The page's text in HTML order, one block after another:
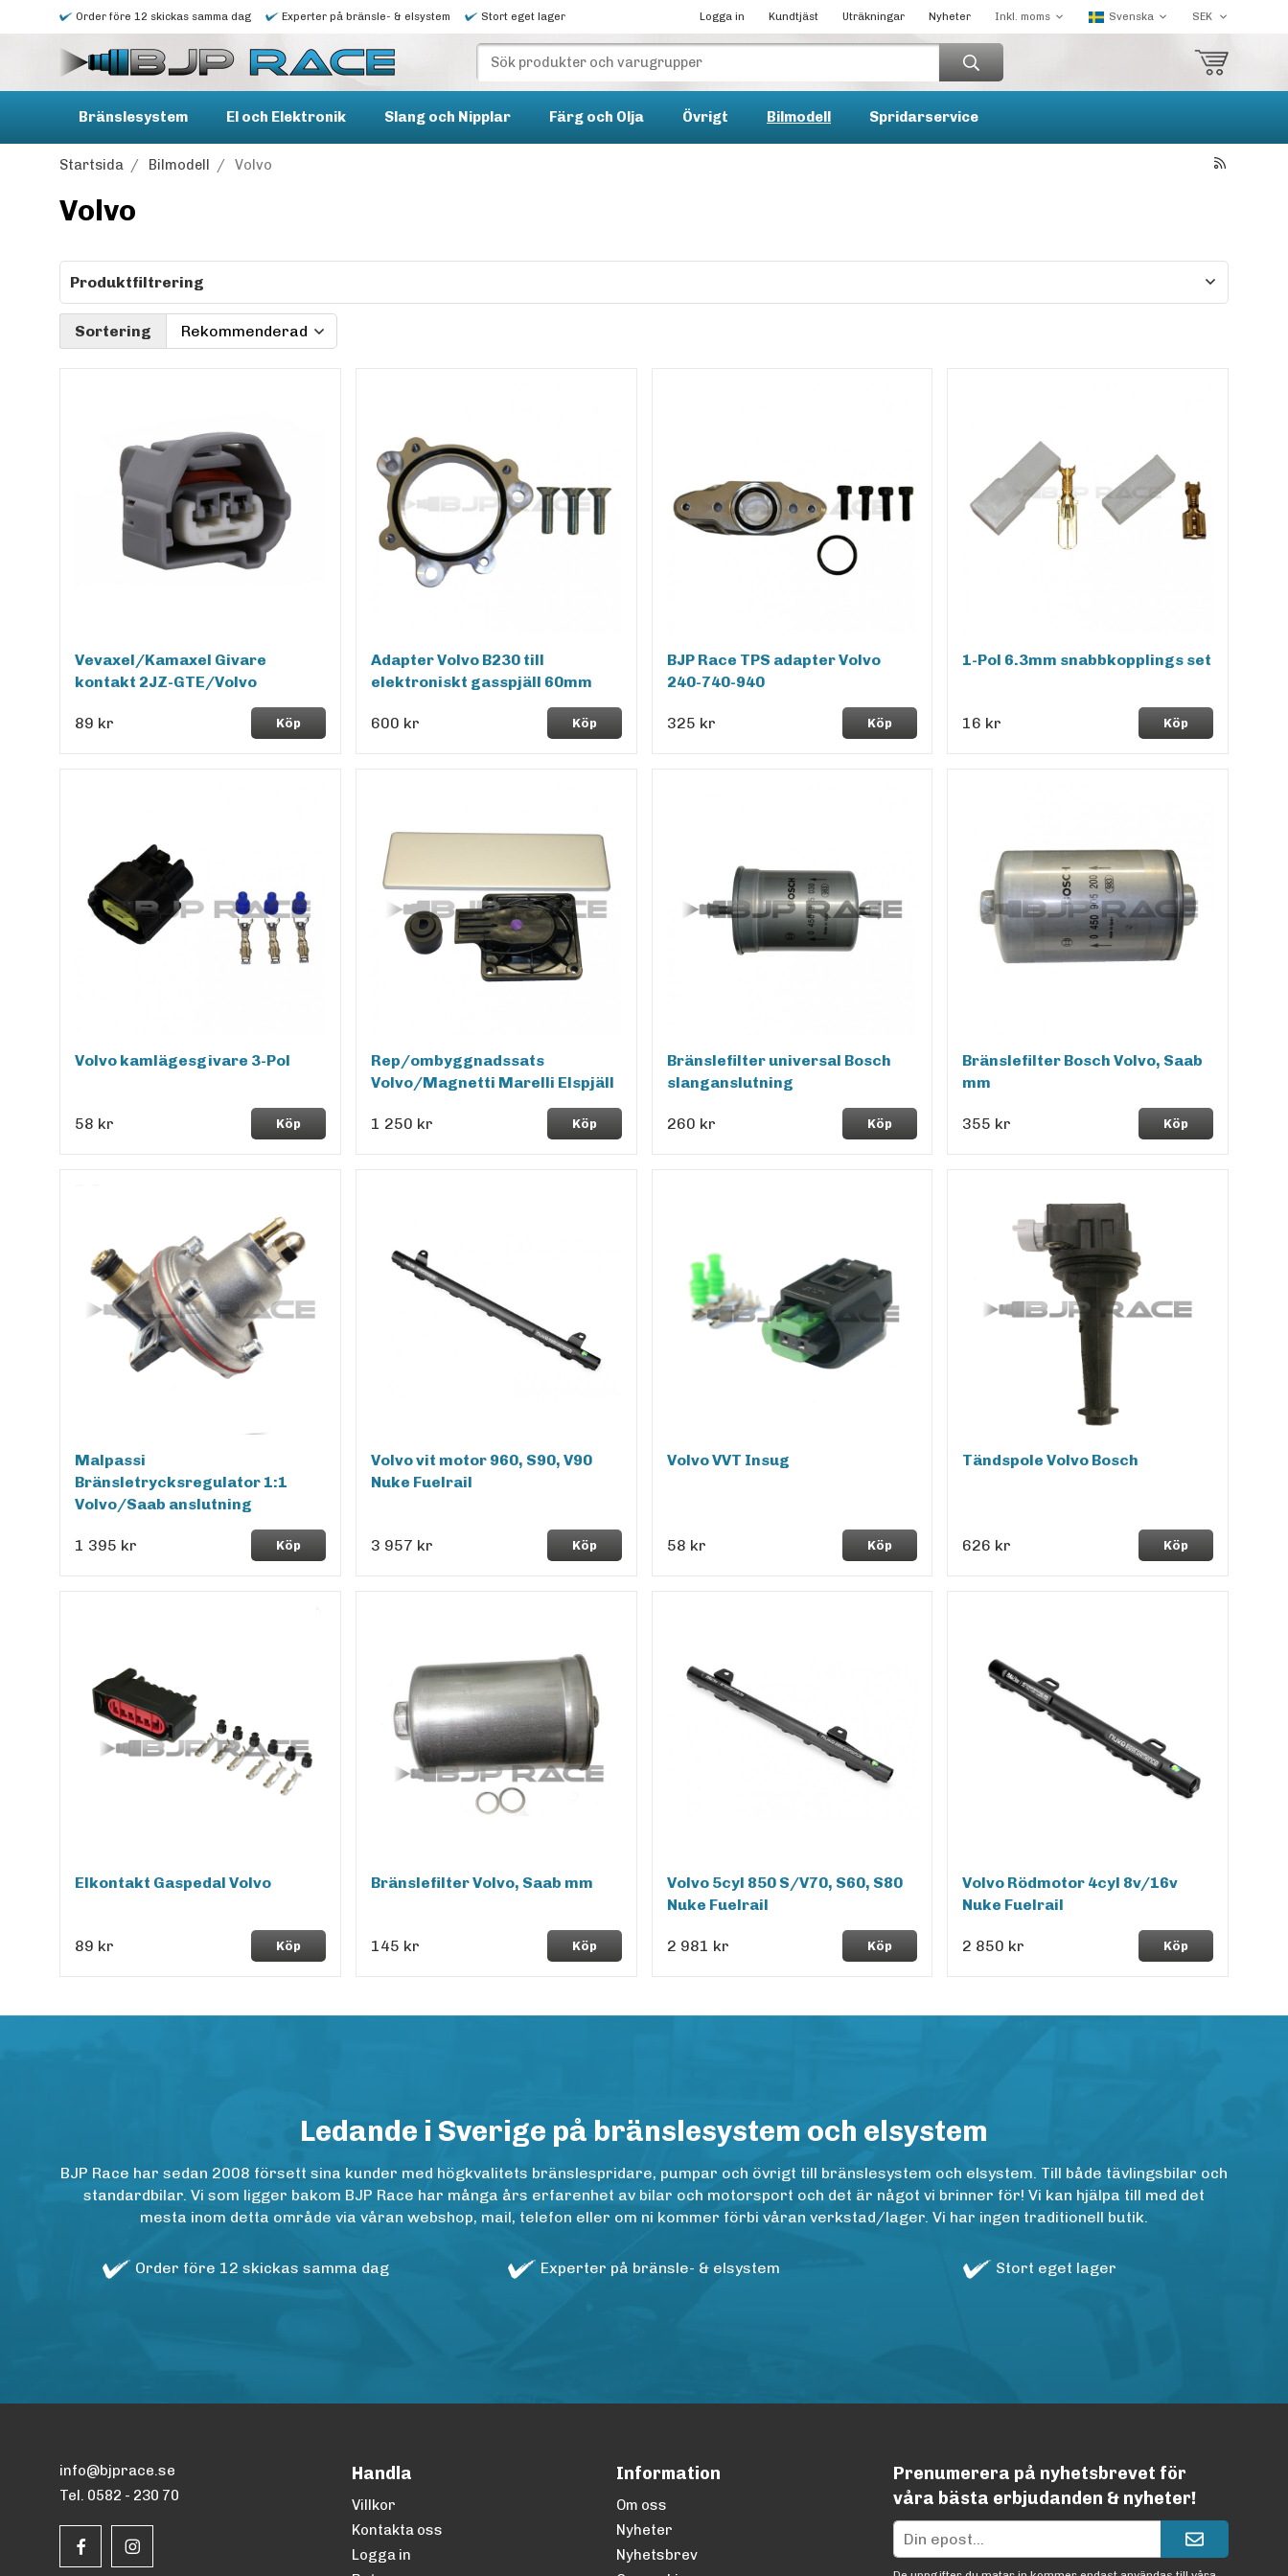
Order före 12 skickas samma dag Experter på bränsle- & elsystem Stort eget lager Logga in Kundtjäst Uträkningar Nyheter
Bränslesystem El och Elektronik Slang och Nipplar Färg och Olja Övrigt Bilmodell Spridarservice
Startsida / Bilmodell / Volvo
Volvo
Produktfiltrering
Sortering
Vevaxel/Kamaxel Givare
kontakt 2JZ-GTE/Volvo
89 kr Köp
Adapter Volvo B230 till
elektroniskt gasspjäll 60mm
600 kr Köp
BJP Race TPS adapter Volvo
240-740-940
325 kr Köp
1-Pol 6.3mm snabbkopplings set
16 kr Köp
Volvo kamlägesgivare 3-Pol
58 kr Köp
Rep/ombyggnadssats
Volvo/Magnetti Marelli Elspjäll
1 250 kr Köp
Bränslefilter universal Bosch
slanganslutning
260 kr Köp
Bränslefilter Bosch Volvo, Saab
mm
355 kr Köp
Malpassi
Bränsletrycksregulator 1:1
Volvo/Saab anslutning
1 395 kr Köp
Volvo vit motor 960, S90, V90
Nuke Fuelrail
3 957 kr Köp
Volvo VVT Insug
58 kr Köp
Tändspole Volvo Bosch
626 kr Köp
Elkontakt Gaspedal Volvo
89 kr Köp
Bränslefilter Volvo, Saab mm
145 kr Köp
Volvo 5cyl 850 S/V70, S60, S80
Nuke Fuelrail
2 981 kr Köp
Volvo Rödmotor 4cyl 8v/16v
Nuke Fuelrail
2 850 kr Köp
Ledande i Sverige på bränslesystem och elsystem
BJP Race har sedan 2008 försett sina kunder med högkvalitets bränslespridare, pumpar och övrigt till bränslesystem och elsystem. Till både tävlingsbilar och
standardbilar. Vi som ligger bakom BJP Race har många års erfarenhet av bilar och motorsport och det är något vi brinner för! Vi kan hjälpa till med det
mesta inom detta område via våran webshop, mail, telefon eller om ni kommer förbi våran verkstad/lager. Vi har ingen traditionell butik.
Order före 12 skickas samma dag Experter på bränsle- & elsystem Stort eget lager
info@bjprace.se
Tel. 0582 - 230 70
Handla
Villkor
Kontakta oss
Logga in
Information
Om oss
Nyheter
Nyhetsbrev
Prenumerera på nyhetsbrevet för
våra bästa erbjudanden & nyheter!